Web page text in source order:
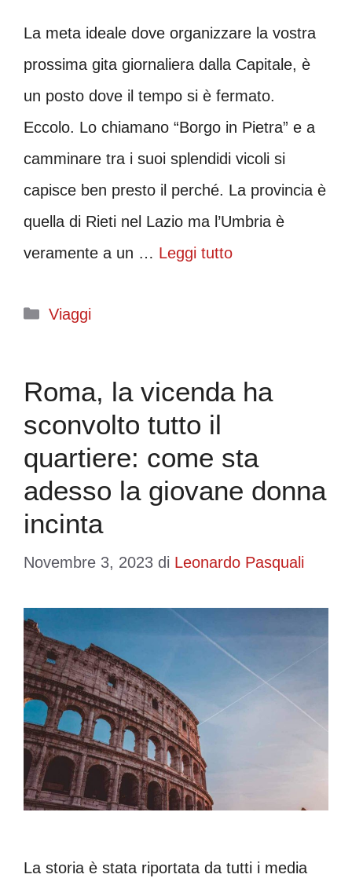
La meta ideale dove organizzare la vostra
prossima gita giornaliera dalla Capitale, è
un posto dove il tempo si è fermato.
Eccolo. Lo chiamano “Borgo in Pietra” e a
camminare tra i suoi splendidi vicoli si
capisce ben presto il perché. La provincia è
quella di Rieti nel Lazio ma l’Umbria è
veramente a un … Leggi tutto
Categorie
Viaggi
Roma, la vicenda ha
sconvolto tutto il
quartiere: come sta
adesso la giovane donna
incinta
Novembre 3, 2023 di Leonardo Pasquali
La storia è stata riportata da tutti i media